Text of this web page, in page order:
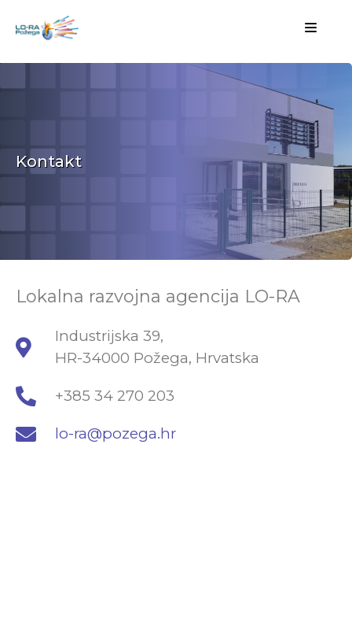
Kontakt
Lokalna razvojna agencija LO-RA
Industrijska 39,
HR-34000 Požega, Hrvatska
+385 34 270 203
lo-ra@pozega.hr